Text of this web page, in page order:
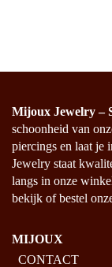
Mijoux Jewelry –
schoonheid van
piercings en laat je
Jewelry staat
langs in onze
bekijk of bestel
MIJOUX
CONTACT